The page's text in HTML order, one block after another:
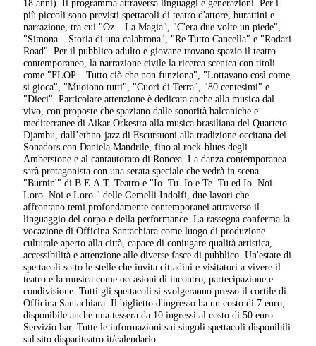
18 anni). Il programma attraversa linguaggi e generazioni. Per i
più piccoli sono previsti spettacoli di teatro d'attore, burattini e
narrazione, tra cui "Oz – La Magia", "C'era due volte un piede",
"Simona – Storia di una calabrona", "Re Tutto Cancella" e "Rodari
Road". Per il pubblico adulto e giovane trovano spazio il teatro
contemporaneo, la narrazione civile la ricerca scenica con titoli
come "FLOP – Tutto ciò che non funziona", "Lottavano così come
si gioca", "Muoiono tutti", "Cuori di Terra", "80 centesimi" e
"Dieci". Particolare attenzione è dedicata anche alla musica dal
vivo, con proposte che spaziano dalle sonorità balcaniche e
mediterranee di Aikar Orkestra alla musica brasiliana del Quarteto
Djambu, dall’ethno-jazz di Escursuoni alla tradizione occitana dei
Sonadors con Daniela Mandrile, fino al rock-blues degli
Amberstone e al cantautorato di Roncea. La danza contemporanea
sarà protagonista con una serata speciale che vedrà in scena
"Burnin'" di B.E.A.T. Teatro e "Io. Tu. Io e Te. Tu ed Io. Noi.
Loro. Noi e Loro." delle Gemelli Indolfi, due lavori che
affrontano temi profondamente contemporanei attraverso il
linguaggio del corpo e della performance. La rassegna conferma la
vocazione di Officina Santachiara come luogo di produzione
culturale aperto alla città, capace di coniugare qualità artistica,
accessibilità e attenzione alle diverse fasce di pubblico. Un'estate di
spettacoli sotto le stelle che invita cittadini e visitatori a vivere il
teatro e la musica come occasioni di incontro, partecipazione e
condivisione. Tutti gli spettacoli si svolgeranno presso il cortile di
Officina Santachiara. Il biglietto d'ingresso ha un costo di 7 euro;
disponibile anche una tessera da 10 ingressi al costo di 50 euro.
Servizio bar. Tutte le informazioni sui singoli spettacoli disponibili
sul sito dispariteatro.it/calendario